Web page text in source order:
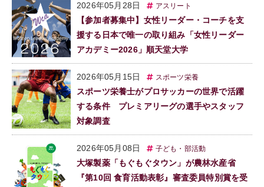
2026年05月28日 アスリート
【参加者募集中】女性リーダー・コーチを支
援する日本で唯一の取り組み「女性リーダー
アカデミー2026」順天堂大学
2026年05月15日 スポーツ栄養
スポーツ栄養士がプロサッカーの世界で活躍
する条件 プレミアリーグの選手やスタッフ
対象調査
2026年05月08日 子ども・部活動
大塚製薬「もぐもぐタウン」が農林水産省
『第10回 食育活動表彰』審査委員特別賞を受